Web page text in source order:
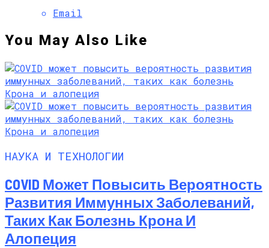
Email
You May Also Like
НАУКА И ТЕХНОЛОГИИ
COVID Может Повысить Вероятность
Развития Иммунных Заболеваний,
Таких Как Болезнь Крона И
Алопеция